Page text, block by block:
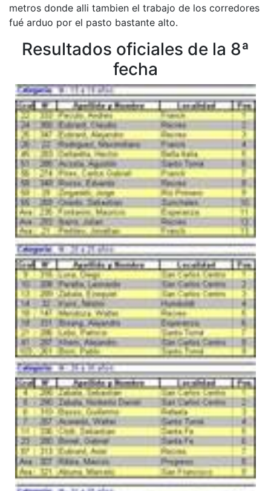
metros donde alli tambien el trabajo de los corredores
fué arduo por el pasto bastante alto.
Resultados oficiales de la 8ª
fecha